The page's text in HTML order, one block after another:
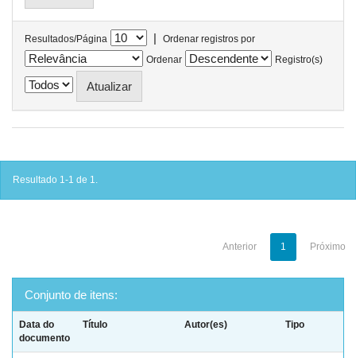
Resultados/Página |
Ordenar registros por
Ordenar
Registro(s)
Resultado 1-1 de 1.
Anterior 1 Próximo
Conjunto de itens:
Data do
documento
Título Autor(es) Tipo